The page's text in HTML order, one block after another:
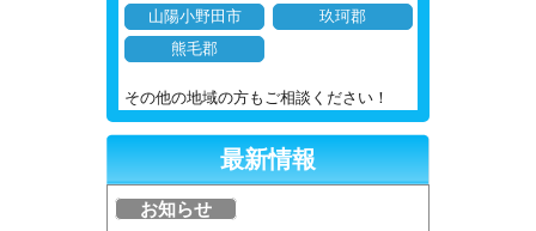
山陽小野田市
玖珂郡
熊毛郡
その他の地域の方もご相談ください！
最新情報
お知らせ